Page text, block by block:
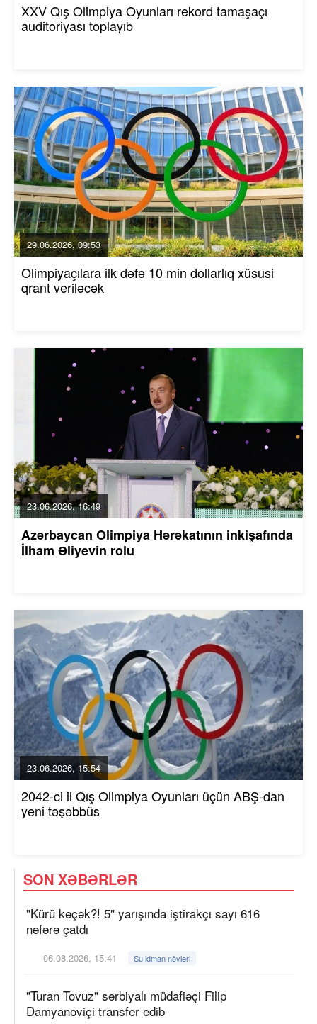
XXV Qış Olimpiya Oyunları rekord tamaşaçı
auditoriyası toplayıb
29.06.2026, 09:53
Olimpiyaçılara ilk dəfə 10 min dollarlıq xüsusi
qrant veriləcək
23.06.2026, 16:49
Azərbaycan Olimpiya Hərəkatının inkişafında
İlham Əliyevin rolu
23.06.2026, 15:54
2042-ci il Qış Olimpiya Oyunları üçün ABŞ-dan
yeni təşəbbüs
SON XƏBƏRLƏR
"Kürü keçək?! 5" yarışında iştirakçı sayı 616
nəfərə çatdı
06.08.2026, 15:41 Su idman növləri
"Turan Tovuz" serbiyalı müdafiəçi Filip
Damyanoviçi transfer edib